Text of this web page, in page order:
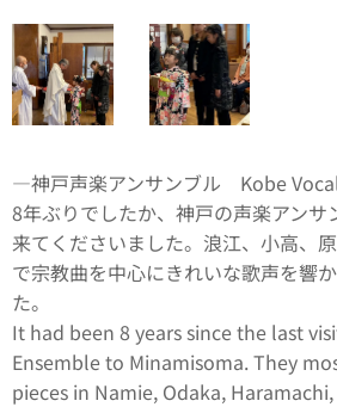
―神戸声楽アンサンブル Kobe
8年ぶりでしたか、神戸の声楽アンサ
来てくださいました。浪江、小高、
で宗教曲を中心にきれいな歌声を響
た。
It had been 8 years since the last
Ensemble to Minamisoma. They
pieces in Namie, Odaka,